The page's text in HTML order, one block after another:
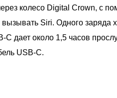
колесо Digital Crown, с
вызывать Siri. Одного
C дает около 1,5 часов
USB-C.